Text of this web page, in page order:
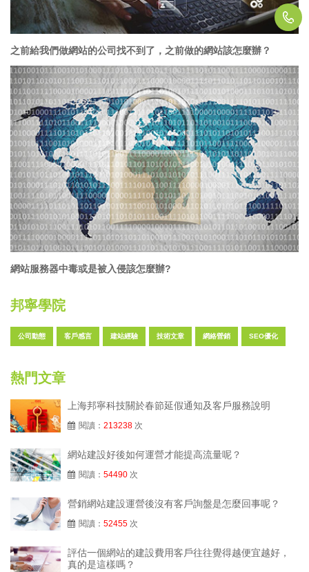
之前給我們做網站的公司找不到了，之前做的網站該怎麼辦？
網站服務器中毒或是被入侵該怎麼辦?
邦寧學院
公司動態 客戶感言 建站經驗 技術文章 網絡營銷 SEO優化
熱門文章
上海邦寧科技關於春節延假通知及客戶服務說明
閱讀： 213238 次
網站建設好後如何運營才能提高流量呢？
閱讀： 54490 次
營銷網站建設運營後沒有客戶詢盤是怎麼回事呢？
閱讀： 52455 次
評估一個網站的建設費用客戶往往覺得越便宜越好，
真的是這樣嗎？